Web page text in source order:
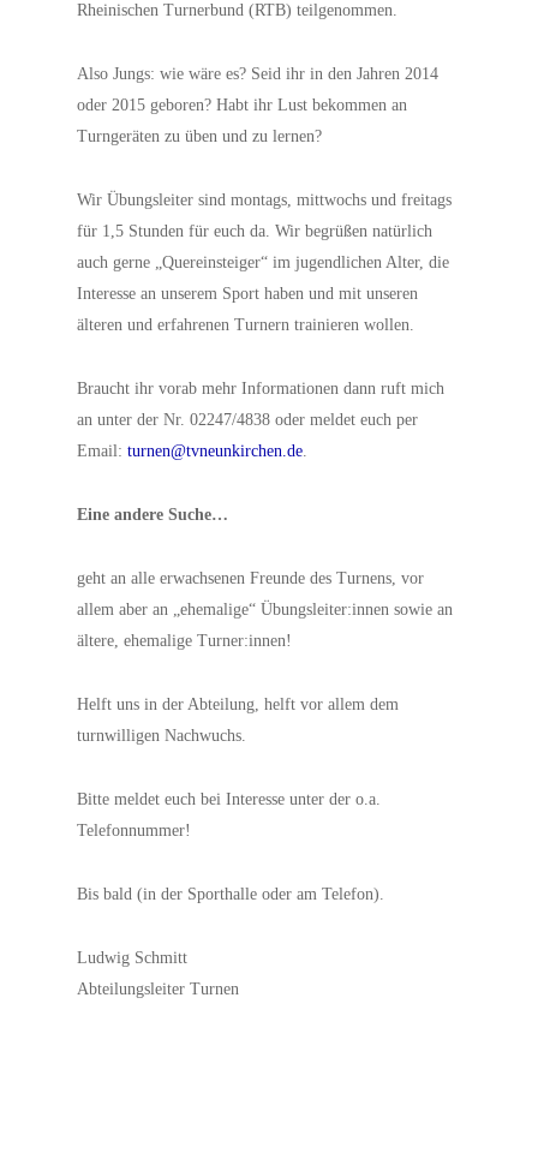
Rheinischen Turnerbund (RTB) teilgenommen.
Also Jungs: wie wäre es? Seid ihr in den Jahren 2014
oder 2015 geboren? Habt ihr Lust bekommen an
Turngeräten zu üben und zu lernen?
Wir Übungsleiter sind montags, mittwochs und freitags
für 1,5 Stunden für euch da. Wir begrüßen natürlich
auch gerne „Quereinsteiger“ im jugendlichen Alter, die
Interesse an unserem Sport haben und mit unseren
älteren und erfahrenen Turnern trainieren wollen.
Braucht ihr vorab mehr Informationen dann ruft mich
an unter der Nr. 02247/4838 oder meldet euch per
Email:turnen@tvneunkirchen.de.
Eine andere Suche…
geht an alle erwachsenen Freunde des Turnens, vor
allem aber an „ehemalige“ Übungsleiter:innen sowie an
ältere, ehemalige Turner:innen!
Helft uns in der Abteilung, helft vor allem dem
turnwilligen Nachwuchs.
Bitte meldet euch bei Interesse unter der o.a.
Telefonnummer!
Bis bald (in der Sporthalle oder am Telefon).
Ludwig Schmitt
Abteilungsleiter Turnen